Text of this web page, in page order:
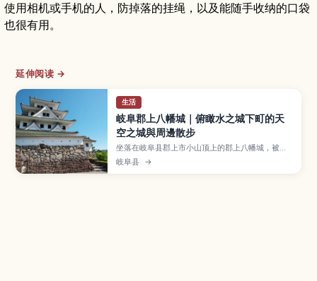
使用相机或手机的人，防掉落的挂绳，以及能随手收纳的口袋
也很有用。
延伸阅读 →
生活
岐阜郡上八幡城｜俯瞰水之城下町的天
空之城與周邊散步
坐落在岐阜县郡上市小山顶上的郡上八幡城，被称
为「天空之城」，从白墙天守可以眺望郡上八幡水
乡城下町与四季变幻的群山景色。本文介绍天守观
岐阜县 →